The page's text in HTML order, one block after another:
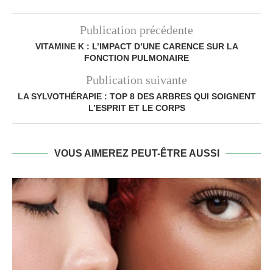
Publication précédente
VITAMINE K : L’IMPACT D’UNE CARENCE SUR LA
FONCTION PULMONAIRE
Publication suivante
LA SYLVOTHÉRAPIE : TOP 8 DES ARBRES QUI SOIGNENT
L’ESPRIT ET LE CORPS
VOUS AIMEREZ PEUT-ÊTRE AUSSI